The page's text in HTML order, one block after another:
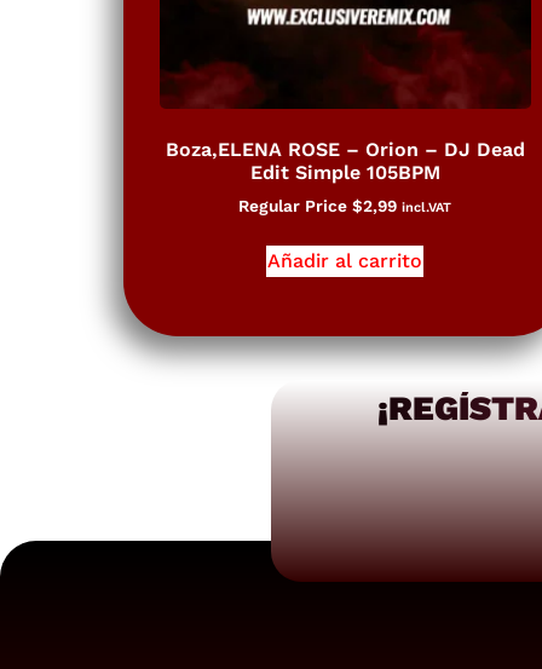
Boza,ELENA ROSE – Orion – DJ Dead
Edit Simple 105BPM
Regular Price$2,99 incl.VAT
Añadir al carrito